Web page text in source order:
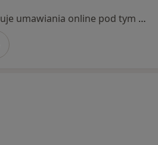
Specjalista nie oferuje umawiania online pod tym adresem.